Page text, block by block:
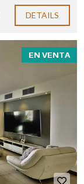
DETAILS
EN VENTA